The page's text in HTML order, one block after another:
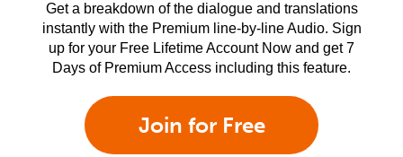
Get a breakdown of the dialogue and translations
instantly with the Premium line-by-line Audio. Sign
up for your Free Lifetime Account Now and get 7
Days of Premium Access including this feature.
Join for Free